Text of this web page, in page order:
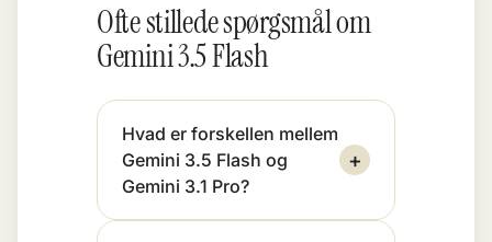
Ofte stillede spørgsmål om
Gemini 3.5 Flash
Hvad er forskellen mellem
Gemini 3.5 Flash og
Gemini 3.1 Pro?
+